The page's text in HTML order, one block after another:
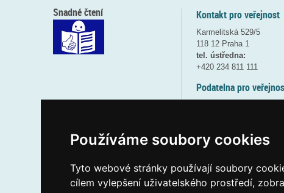
Používáme soubory cookies
Tyto webové stránky používají soubory
cílem vylepšení uživatelského prostředí,
Kontakt pro veřejnost
Karmelitská 529/5
118 12 Praha 1
tel. ústředna:
+420 234 811 111
Podatelna pro
(více informací
Elektronická podatelna:
Snadné čtení